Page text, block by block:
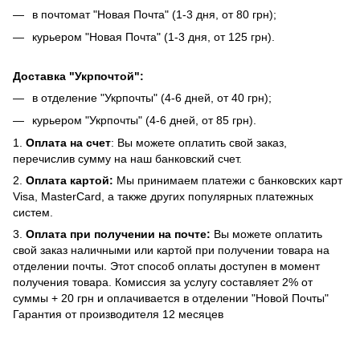
в почтомат "Новая Почта" (1-3 дня, от 80 грн);
курьером "Новая Почта" (1-3 дня, от 125 грн).
Доставка "Укрпочтой":
в отделение "Укрпочты" (4-6 дней, от 40 грн);
курьером "Укрпочты" (4-6 дней, от 85 грн).
1. Оплата на счет: Вы можете оплатить свой заказ,
перечислив сумму на наш банковский счет.
2. Оплата картой: Мы принимаем платежи с банковских карт
Visa, MasterCard, а также других популярных платежных
систем.
3. Оплата при получении на почте: Вы можете оплатить
свой заказ наличными или картой при получении товара на
отделении почты. Этот способ оплаты доступен в момент
получения товара. Комиссия за услугу составляет 2% от
суммы + 20 грн и оплачивается в отделении "Новой Почты"
Гарантия от производителя 12 месяцев